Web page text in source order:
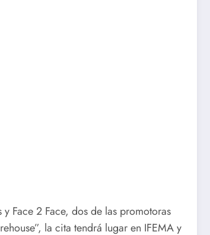
Face 2 Face, dos de las promotoras
la cita tendrá lugar en IFEMA y